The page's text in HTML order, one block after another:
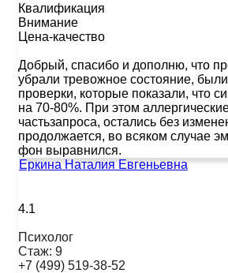
Квалификация
Внимание
Цена-качество
Добрый, спасибо и дополню, что
убрали тревожное состояние,
проверки, которые показали, что
на 70-80%. При этом
частьзапроса, остались без
продолжается, во всяком случае
фон выравнился.
Еркина Наталия Евгеньевна
4.1
Психолог
Стаж: 9
+7 (499) 519-38-52